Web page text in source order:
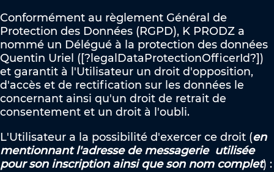
Conformément au règlement Général de
Protection des Données (RGPD), K PRODZ a
nommé un Délégué à la protection des données
Quentin Uriel ([?legalDataProtectionOfficerId?])
et garantit à l'Utilisateur un droit d'opposition,
d'accès et de rectification sur les données le
concernant ainsi qu'un droit de retrait de
consentement et un droit à l'oubli.
L'Utilisateur a la possibilité d'exercer ce droit (en
mentionnant l'adresse de messagerie utilisée
pour son inscription ainsi que son nom complet) :